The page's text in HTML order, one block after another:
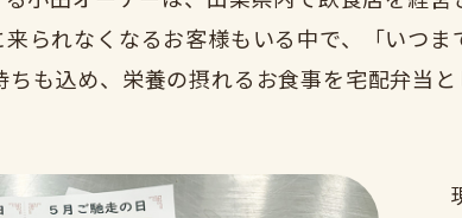
られなくなるお客様もいる中で、「いつ
も込め、栄養の摂れるお食事を宅配弁当